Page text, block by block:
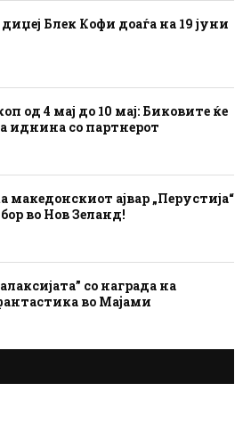
Блек Кофи доаѓа на 19 јуни
од 4 мај до 10 мај: Биковите ќе
иднина со партнерот
македонскиот ајвар „Перустија“
во Нов Зеланд!
со награда на
во Мајами